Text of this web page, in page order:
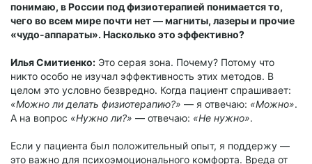
понимаю, в России под физиотерапией понимается то,
чего во всем мире почти нет — магниты, лазеры и прочие
«чудо-аппараты». Насколько это эффективно?
Илья Смитиенко: Это серая зона. Почему? Потому что
никто особо не изучал эффективность этих методов. В
целом это условно безвредно. Когда пациент спрашивает:
«Можно ли делать физиотерапию?» — я отвечаю: «Можно».
А на вопрос «Нужно ли?» — отвечаю: «Не нужно».
Если у пациента был положительный опыт, я поддержу —
это важно для психоэмоционального комфорта. Вреда от